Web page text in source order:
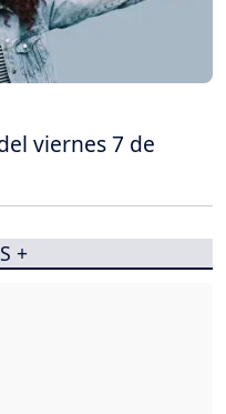
viernes 7 de
+